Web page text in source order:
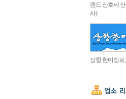
랜드 산호세
사)
상항 한미장로